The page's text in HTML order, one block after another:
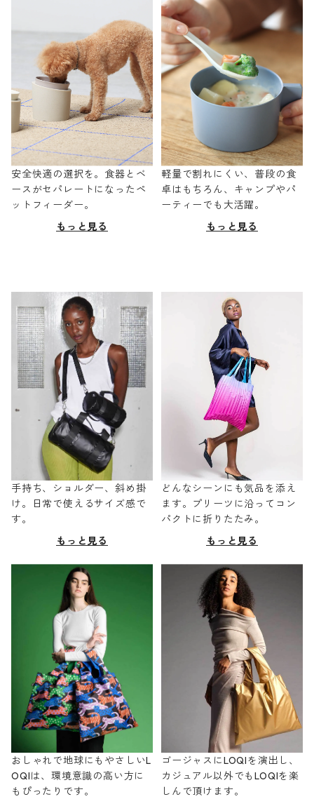
安全快適の選択を。食器とベ
ースがセパレートになったペ
ットフィーダー。
もっと見る
軽量で割れにくい、普段の食
卓はもちろん、キャンプやパ
ーティーでも大活躍。
もっと見る
手持ち、ショルダー、斜め掛
け。日常で使えるサイズ感で
す。
もっと見る
どんなシーンにも気品を添え
ます。プリーツに沿ってコン
パクトに折りたたみ。
もっと見る
おしゃれで地球にもやさしいL
OQIは、環境意識の高い方に
もぴったりです。
ゴージャスにLOQIを演出し、
カジュアル以外でもLOQIを楽
しんで頂けます。